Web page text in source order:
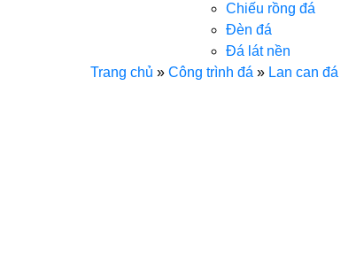
Chiếu rồng đá
Đèn đá
Đá lát nền
Trang chủ » Công trình đá » Lan can đá